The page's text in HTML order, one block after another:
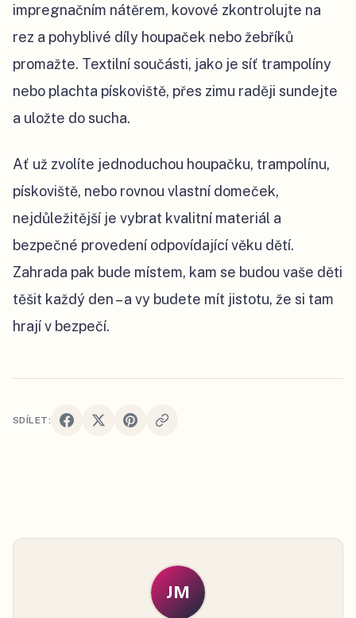
impregnačním nátěrem, kovové zkontrolujte na
rez a pohyblivé díly houpaček nebo žebříků
promažte. Textilní součásti, jako je síť trampolíny
nebo plachta pískoviště, přes zimu raději sundejte
a uložte do sucha.
Ať už zvolíte jednoduchou houpačku, trampolínu,
pískoviště, nebo rovnou vlastní domeček,
nejdůležitější je vybrat kvalitní materiál a
bezpečné provedení odpovídající věku dětí.
Zahrada pak bude místem, kam se budou vaše děti
těšit každý den – a vy budete mít jistotu, že si tam
hrají v bezpečí.
SDÍLET:
JM